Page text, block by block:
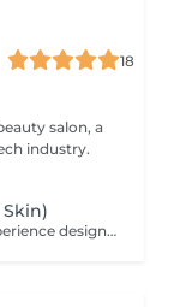
18
salon, a
industry.
Our most luxurious, high-tech anti-aging experience designed to visibly sculpt, firm, and redefine your facial contours. This premium treatment harnesses the power of Radiofrequency (RF) Thermal Lifting to painlessly heat the deeper dermal layers, instantly contracting lax collagen fibers and triggering a powerful surge of new collagen production. We then flood the skin with a prestigious Ceramide Power Booster to deeply rebuild and nourish the skin matrix, sealing it with a specialized Tens'Up lifting complex. The result is a spectacular, non-invasive lifting effect that leaves mature skin looking plumped, youthfully dense, and deeply revitalized. CANCELLATION POLICY: 1. In order to respect the time of both our clients and our staff, we ask you to arrive on time for your appointment. 2.If you will miss your appointment or you need to cancel it, we simply ask that you notify me of any cancellations or reschedulings at least 48 hours prior to the appointment. Cancellations that break these rules will cause a full payment amount requested by a bank transfer.